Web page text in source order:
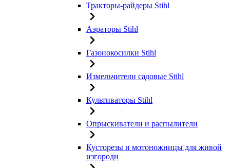
Тракторы-райдеры Stihl
Аэраторы Stihl
Газонокосилки Stihl
Измельчители садовые Stihl
Культиваторы Stihl
Опрыскиватели и распылители
Кусторезы и мотоножницы для живой
изгороди